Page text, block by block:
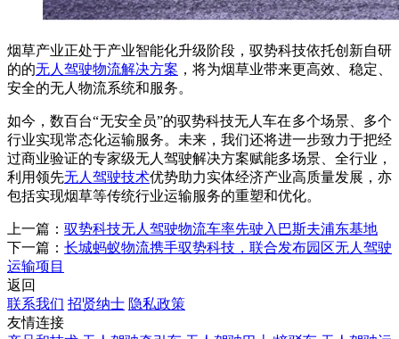
烟草产业正处于产业智能化升级阶段，驭势科技依托创新自研
的的无人驾驶物流解决方案 ，将为烟草业带来更高效、稳定、
安全的无人物流系统和服务。
如今，数百台“无安全员”的驭势科技无人车在多个场景、多个
行业实现常态化运输服务。未来，我们还将进一步致力于把经
过商业验证的专家级无人驾驶解决方案赋能多场景、全行业，
利用领先无人驾驶技术优势助力实体经济产业高质量发展，亦
包括实现烟草等传统行业运输服务的重塑和优化。
上一篇： 驭势科技无人驾驶物流车率先驶入巴斯夫浦东基地
下一篇： 长城蚂蚁物流携手驭势科技，联合发布园区无人驾驶
运输项目
返回
联系我们 招贤纳士 隐私政策
友情连接